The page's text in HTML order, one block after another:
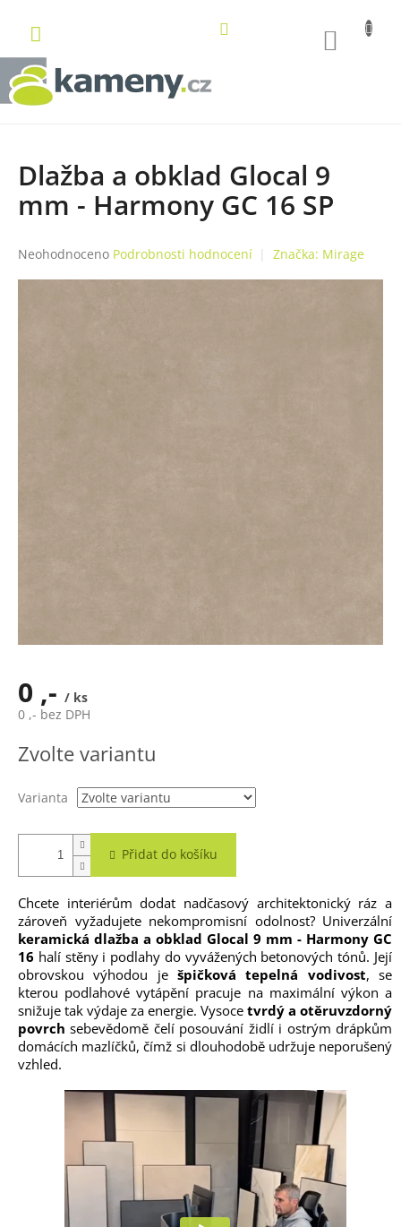
obsah
Dlažba a obklad Glocal 9
mm - Harmony GC 16 SP
Průměrné
Neohodnoceno Podrobnosti hodnocení Značka: Mirage
0 ,- / ks
0 ,- bez DPH
cena:
Zvolte variantu
Varianta
Přidat do košíku
Chcete interiérům dodat nadčasový architektonický ráz a
zároveň vyžadujete nekompromisní odolnost? Univerzální
keramická dlažba a obklad Glocal 9 mm - Harmony GC
16 halí stěny i podlahy do vyvážených betonových tónů. Její
obrovskou výhodou je špičková tepelná vodivost, se
kterou podlahové vytápění pracuje na maximální výkon a
snižuje tak výdaje za energie. Vysoce tvrdý a otěruvzdorný
povrch sebevědomě čelí posouvání židlí i ostrým drápkům
domácích mazlíčků, čímž si dlouhodobě udržuje neporušený
vzhled.